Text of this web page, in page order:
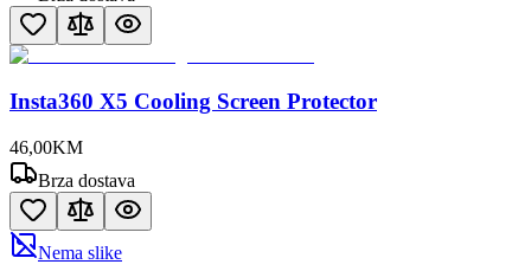
Insta360 X5 Cooling Screen Protector
46,00KM
Brza dostava
Nema slike